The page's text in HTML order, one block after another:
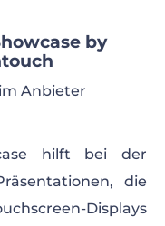
by
Anbieter
hilft bei der
die
Displays